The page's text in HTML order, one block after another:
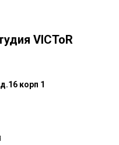
VICToR
корп 1